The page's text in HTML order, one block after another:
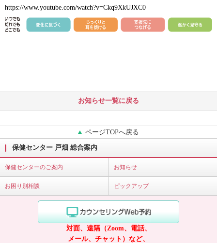
https://www.youtube.com/watch?v=Ckq9XkUJXC0
お知らせ一覧に戻る
ページTOPへ戻る
保健センター 戸畑 総合案内
保健センターのご案内 お知らせ
お困り別相談 ピックアップ
対面、遠隔（Zoom、電話、
メール、チャット）など、